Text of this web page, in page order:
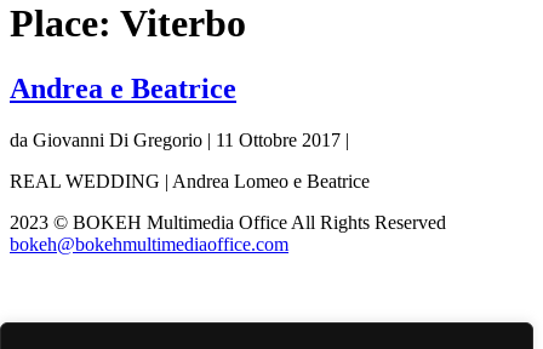
Place: Viterbo
Andrea e Beatrice
da Giovanni Di Gregorio | 11 Ottobre 2017 |
REAL WEDDING | Andrea Lomeo e Beatrice
2023 © BOKEH Multimedia Office All Rights Reserved
bokeh@bokehmultimediaoffice.com